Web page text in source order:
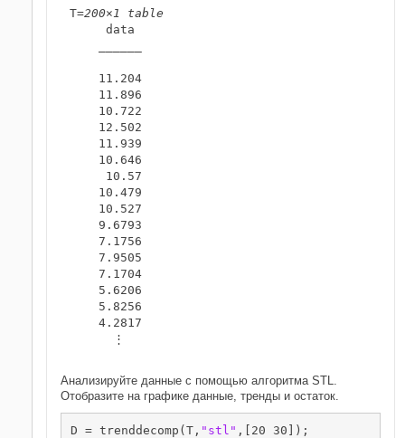
T=200×1 table
     data
    11.204
    11.896
    10.722
    12.502
    11.939
    10.646
     10.57
    10.479
    10.527
    9.6793
    7.1756
    7.9505
    7.1704
    5.6206
    5.8256
    4.2817
      ⋮
Анализируйте данные с помощью алгоритма STL.
Отобразите на графике данные, тренды и остаток.
D = trenddecomp(T, "stl" ,[20 30]);